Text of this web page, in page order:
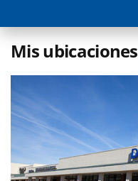
Mis ubicaciones